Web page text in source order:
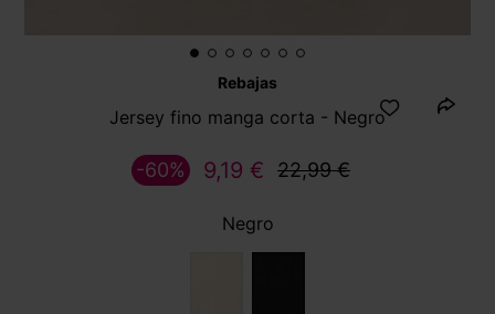
Rebajas
Jersey fino manga corta - Negro
9,19 € 22,99 €
-60%
Negro